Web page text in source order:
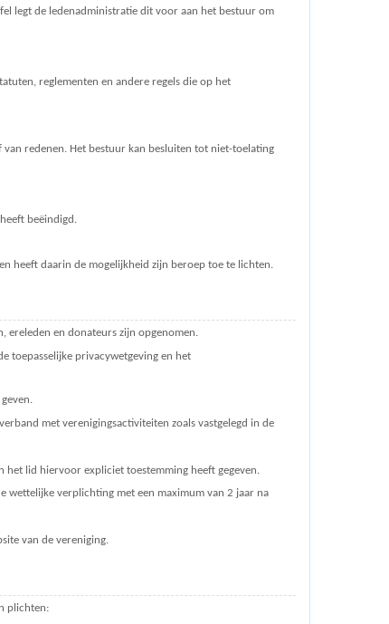
legt de ledenadministratie dit voor aan het bestuur om
reglementen en andere regels die op het
redenen. Het bestuur kan besluiten tot niet-toelating
beëindigd.
heeft daarin de mogelijkheid zijn beroep toe te lichten.
ereleden en donateurs zijn opgenomen.
toepasselijke privacywetgeving en het
met verenigingsactiviteiten zoals vastgelegd in de
het lid hiervoor expliciet toestemming heeft gegeven.
wettelijke verplichting met een maximum van 2 jaar na
van de vereniging.
plichten: